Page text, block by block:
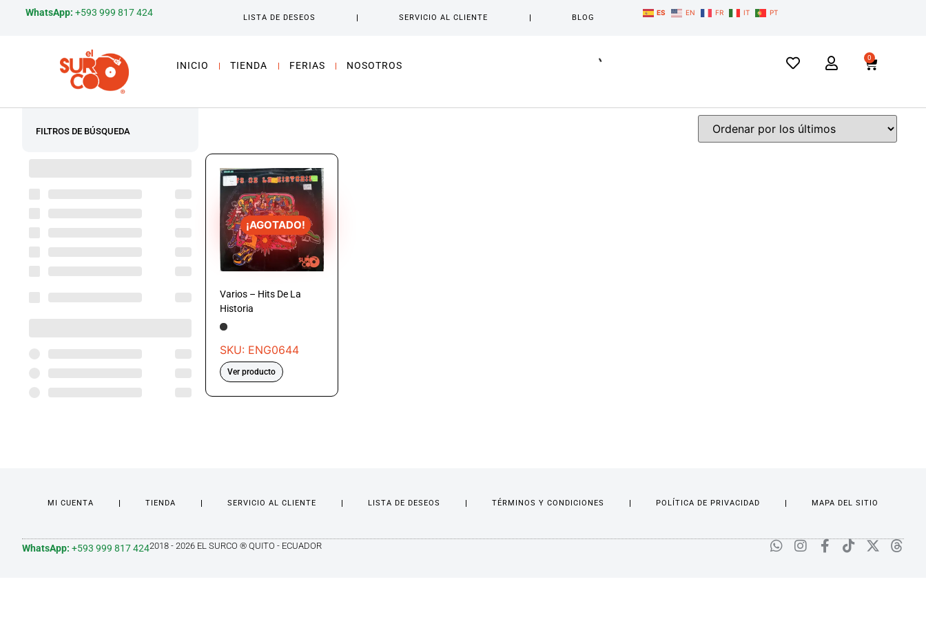
WhatsApp: +593 999 817 424 LISTA DE DESEOS SERVICIO AL CLIENTE BLOG
ES EN FR IT PT
INICIO TIENDA FERIAS NOSOTROS
0
FILTROS DE BÚSQUEDA
¡AGOTADO!
Varios – Hits De La
Historia
SKU: ENG0644
Ver producto
MI CUENTA TIENDA SERVICIO AL CLIENTE LISTA DE DESEOS TÉRMINOS Y CONDICIONES POLÍTICA DE PRIVACIDAD MAPA DEL SITIO
WhatsApp: +593 999 817 4242018 - 2026 EL SURCO ® QUITO - ECUADOR